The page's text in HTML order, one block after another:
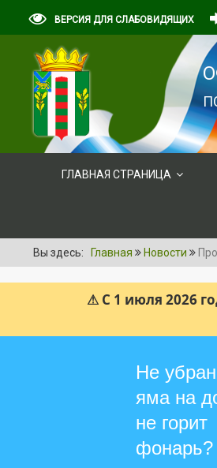
ВЕРСИЯ ДЛЯ СЛАБОВИДЯЩИХ
ГЛАВНАЯ СТРАНИЦА
Вы здесь: Главная Новости
⚠ С 1 июля 2026
Не
яма на
не горит
фонарь?